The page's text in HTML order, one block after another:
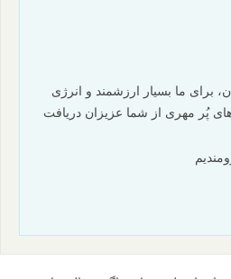
برای ما بسیار ارزشمند و انرژی
پُر مهری از شما عزیزان دریافت